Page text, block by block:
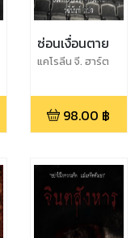
ซ่อนเงื่อนตาย
แคโรลีน จี. ฮาร์ต
98.00 ฿